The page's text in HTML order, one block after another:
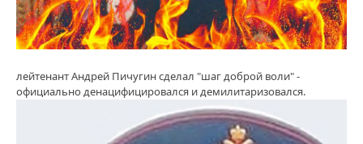
лейтенант Андрей Пичугин сделал "шаг доброй воли" -
официально денацифицировался и демилитаризовался.